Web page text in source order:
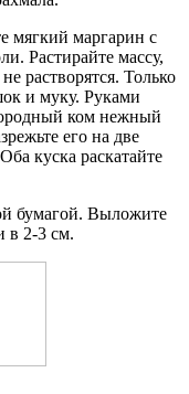
мягкий маргарин с
Растирайте массу,
растворятся. Только
и муку. Руками
ком нежный
его на две
куска раскатайте
бумагой. Выложите
в 2-3 см.